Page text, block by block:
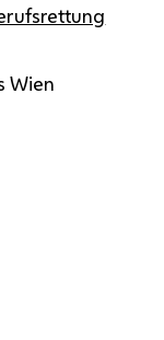
Wien